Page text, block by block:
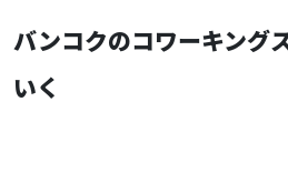
バンコクのコワーキング
いく